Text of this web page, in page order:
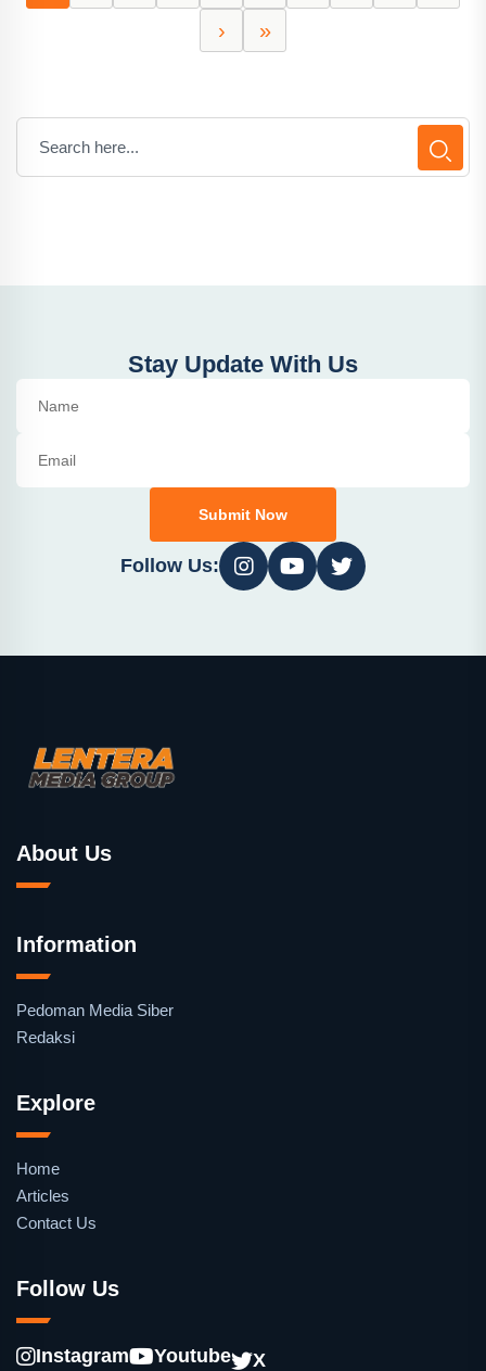
›
»
Stay Update With Us
Submit Now
Follow Us:
About Us
Information
Pedoman Media Siber
Redaksi
Explore
Home
Articles
Contact Us
Follow Us
Instagram Youtube X